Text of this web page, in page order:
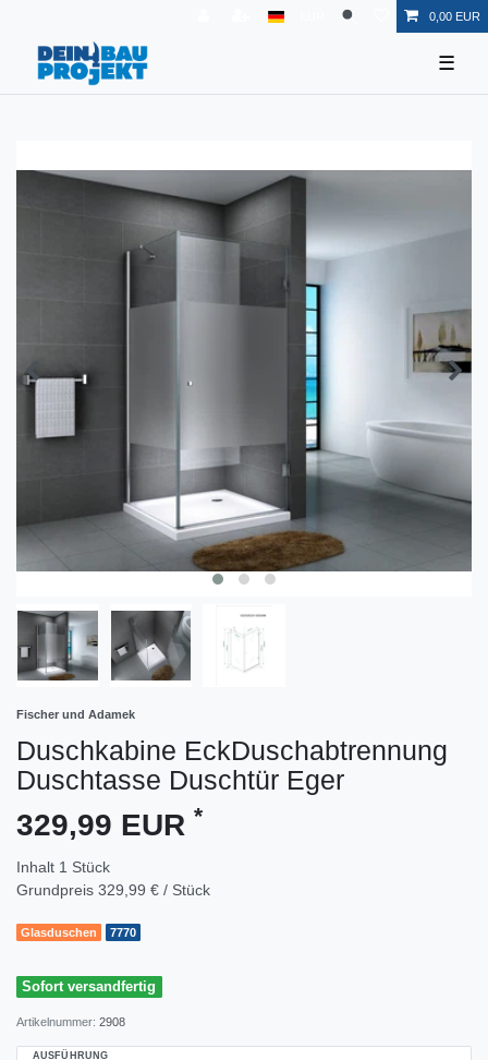
0,00 EUR
☰
Fischer und Adamek
Duschkabine EckDuschabtrennung
Duschtasse Duschtür Eger
329,99 EUR *
Inhalt 1 Stück
Grundpreis 329,99 € / Stück
Glasduschen 7770
Sofort versandfertig
Artikelnummer: 2908
AUSFÜHRUNG